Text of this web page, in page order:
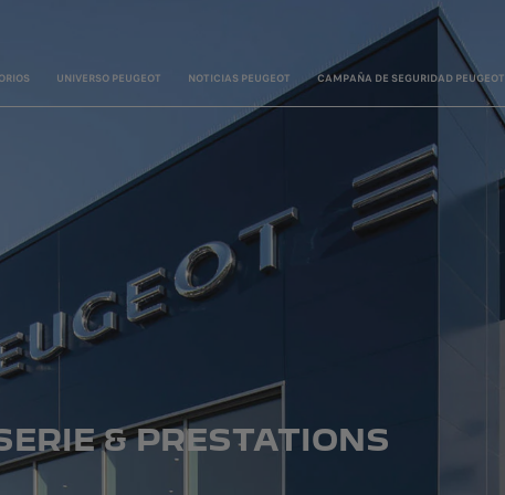
UNIVERSO PEUGEOT NOTICIAS PEUGEOT CAMPAÑA DE SEGURIDAD PEUGEOT
& PRESTATIONS